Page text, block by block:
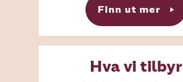
Finn ut mer
Hva vi tilbyr